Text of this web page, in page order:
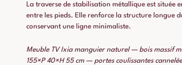
La traverse de stabilisation métallique est située
entre les pieds. Elle renforce la structure longue
conservant une ligne minimaliste.
Meuble TV Ixia manguier naturel — bois massif
155×P 40×H 55 cm — portes coulissantes